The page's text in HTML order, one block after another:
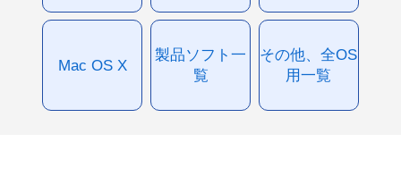
Mac OS X
製品ソフト一
覧
その他、全OS
用一覧